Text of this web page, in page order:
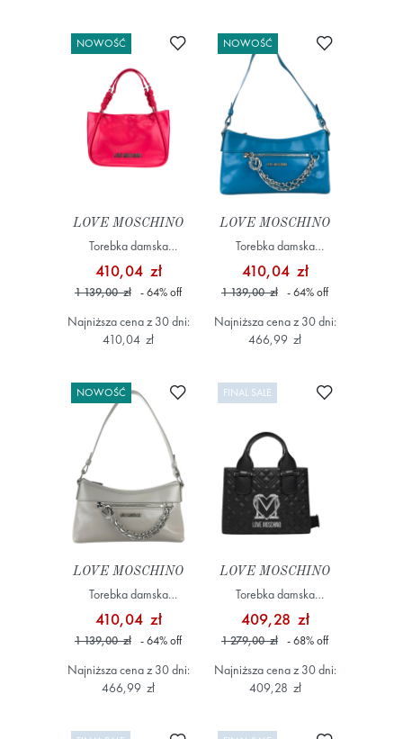
NOWOŚĆ Dodaj do ulubionych
LOVE MOSCHINO
Torebka damska
JC4233PP0MKL0615
Różowy
410,04 zł
1 139,00 zł - 64%off
Najniższa cena z 30 dni:
410,04 zł
NOWOŚĆ Dodaj do
LOVE MOSCHINO
Torebka damska
JC4278PP0OK11 Niebieski
410,04 zł
1 139,00 zł - 64%off
Najniższa cena z 30 dni:
466,99 zł
NOWOŚĆ Dodaj do ulubionych
LOVE MOSCHINO
Torebka damska
JC4278PP0OK11
Szary/Srebrny
410,04 zł
1 139,00 zł - 64%off
Najniższa cena z 30 dni:
466,99 zł
FINAL SALE Dodaj do
LOVE MOSCHINO
Torebka damska
JC4303PP1NK1200B
Czarny
409,28 zł
1 279,00 zł - 68%off
Najniższa cena z 30 dni:
409,28 zł